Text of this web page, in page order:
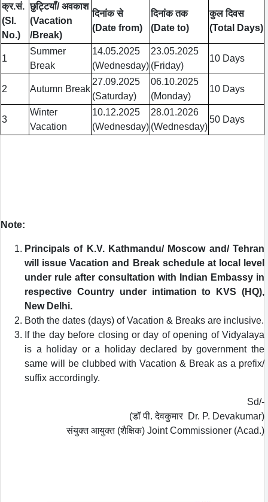
क्र.सं.
(Sl.
No.)
छुट्टियॉं/ अवकाश
(Vacation
/Break)
दिनांक से
(Date from)
दिनांक तक
(Date to)
कुल दिवस
(Total Days)
1
Summer
Break
14.05.2025
(Wednesday)
23.05.2025
(Friday)
10 Days
2 Autumn Break
27.09.2025
(Saturday)
06.10.2025
(Monday)
10 Days
3
Winter
Vacation
10.12.2025
(Wednesday)
28.01.2026
(Wednesday)
50 Days
Note:
Principals of K.V. Kathmandu/ Moscow and/ Tehran
will issue Vacation and Break schedule at local level
under rule after consultation with Indian Embassy in
respective Country under intimation to KVS (HQ),
New Delhi.
Both the dates (days) of Vacation & Breaks are inclusive.
If the day before closing or day of opening of Vidyalaya
is a holiday or a holiday declared by government the
same will be clubbed with Vacation & Break as a prefix/
suffix accordingly.
Sd/-
(डॉ पी. देवकुमार Dr. P. Devakumar)
संयुक्‍त आयुक्‍त (शैक्षिक) Joint Commissioner (Acad.)